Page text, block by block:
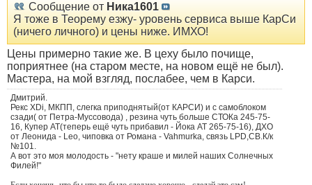
Сообщение от Ника1601
Я тоже в Теорему езжу- уровень сервиса выше КарСи
(ничего личного) и цены ниже. ИМХО!
Цены примерно такие же. В цеху было почище,
поприятнее (на старом месте, на новом ещё не был).
Мастера, на мой взгляд, послабее, чем в Карси.
Дмитрий.
Рекс XDi, МКПП, слегка приподнятый(от КАРСИ) и с самоблоком
сзади( от Петра-Муссовода) , резина чуть больше СТОКа 245-75-
16, Купер АТ(теперь ещё чуть прибавил - Йока АТ 265-75-16), ДХО
от Леонида - Leo, чиповка от Романа - Vahmurka, связь LPD,CB.К/к
№101.
А вот это моя молодость - "нету краше и милей наших Солнечных
Филей!"